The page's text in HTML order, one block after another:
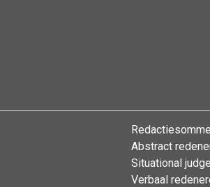
Abstract
Situational
Verbaal